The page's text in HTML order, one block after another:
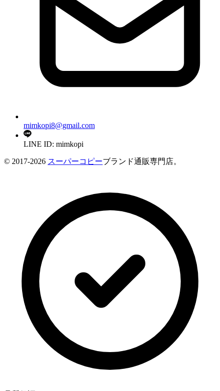
mimkopi8@gmail.com
LINE ID: mimkopi
© 2017-2026 スーパーコピーブランド通販専門店。